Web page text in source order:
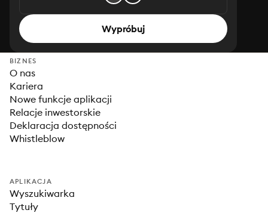
Wypróbuj
BIZNES
O nas
Kariera
Nowe funkcje aplikacji
Relacje inwestorskie
Deklaracja dostępności
Whistleblow
APLIKACJA
Wyszukiwarka
Tytuły